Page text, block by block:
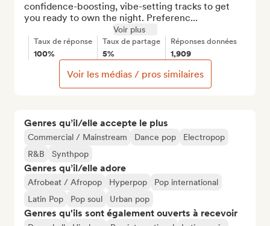
Genres qu’il/elle accepte le plus
Commercial / Mainstream Dance pop
Electropop
R&B
Synthpop
Genres qu’il/elle adore
Afrobeat / Afropop Hyperpop
Pop international
Latin Pop
Pop soul Urban pop
Genres qu'ils sont également ouverts à recevoir
confidence-boosting, vibe-setting tracks to get
you ready to own the night. Preferenc...
Voir plus
Taux de réponse
100%
Taux de partage
5%
Réponses données
1,909
Voir les médias / pros similaires